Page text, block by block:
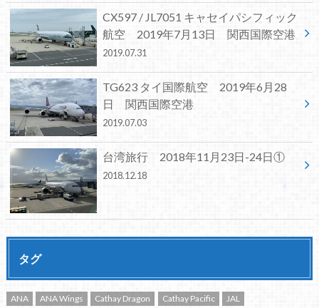
CX597 / JL7051 キャセイパシフィック
航空 2019年7月13日 関西国際空港
2019.07.31
TG623 タイ国際航空 2019年6月28
日 関西国際空港
2019.07.03
台湾旅行 2018年11月23日-24日①
2018.12.18
タグ
ANA ANA Wings Cathay Dragon Cathay Pacific JAL